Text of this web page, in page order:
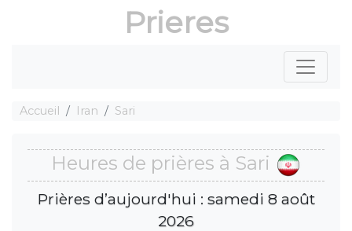
Prieres
Accueil Iran Sari
Heures de prières à Sari
Prières d’aujourd'hui : samedi 8 août
2026